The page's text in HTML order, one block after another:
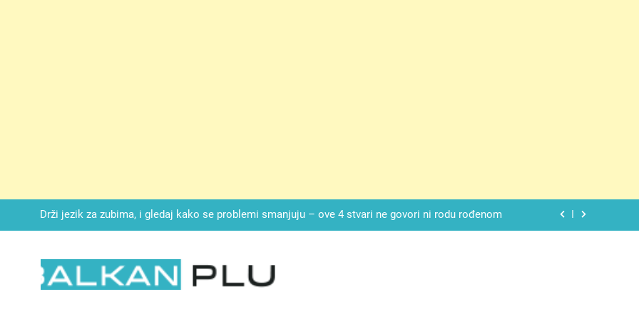
Drži jezik za zubima, i gledaj kako se problemi smanjuju – ove 4 stvari ne govori ni rodu rođenom
SIROMAŠNI DJEČAK VRATIO JE TENISICE MOGA SINA — ALI KADA SAM MU POGLEDAO U OČI, ISPUSTIO
SAM ČAŠU: BIO JE SIN ŽENE ZA KOJU SU MI REKLI DA JE MRTVA Advertisements